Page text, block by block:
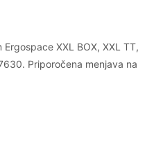
XXL BOX, XXL TT,
Priporočena menjava na